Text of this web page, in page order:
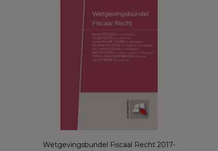
kan
gekozen
op
de
productpagina
Wetgevingsbundel Fiscaal Recht 2017-